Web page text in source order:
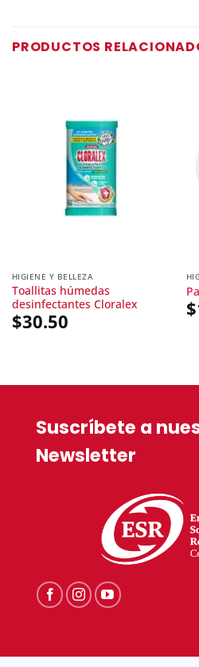
PRODUCTOS
HIGIENE Y BELLEZA
Toallitas húmedas
desinfectantes Cloralex
$30.50
$
Suscríbete a
Newsletter